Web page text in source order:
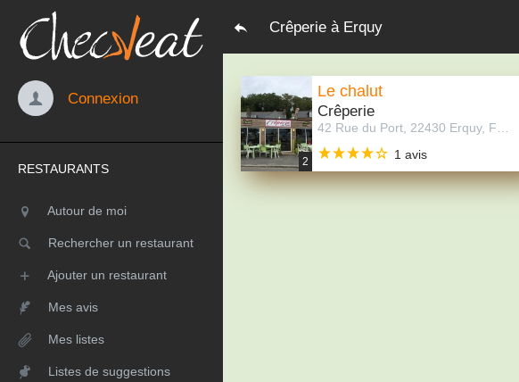
Crêperie à Erquy
Connexion
RESTAURANTS
Autour de moi
Rechercher un restaurant
Ajouter un restaurant
Mes avis
Mes listes
Listes de suggestions
2
Le chalut
Crêperie
1 avis